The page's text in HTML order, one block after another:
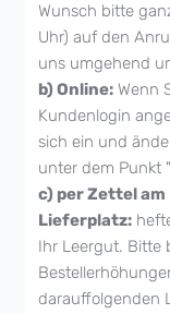
Wunsch bitte
Uhr) auf den
uns umgehend
b) Online: Wenn
Kundenlogin
sich ein und
unter dem Punkt
c) per Zettel
Lieferplatz:
Ihr Leergut. Bitte
darauffolgenden